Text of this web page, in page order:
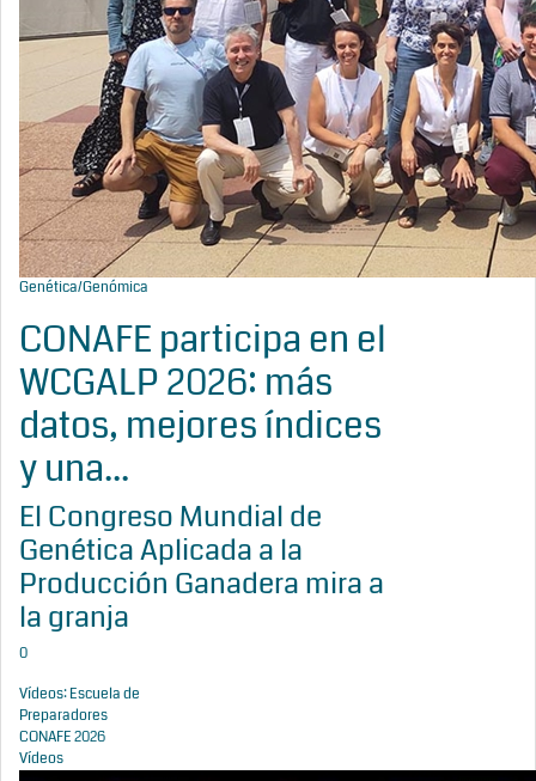
Genética/Genómica
CONAFE participa en el
WCGALP 2026: más
datos, mejores índices
y una...
El Congreso Mundial de
Genética Aplicada a la
Producción Ganadera mira a
la granja
0
Vídeos: Escuela de
Preparadores
CONAFE 2026
Vídeos